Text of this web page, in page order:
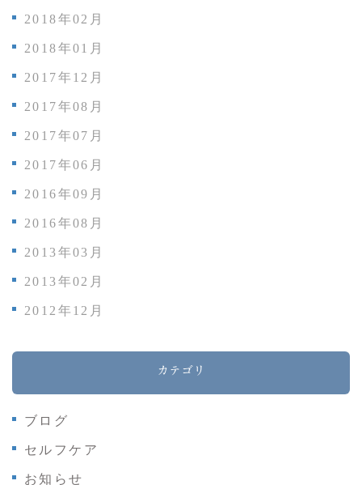
2018年02月
2018年01月
2017年12月
2017年08月
2017年07月
2017年06月
2016年09月
2016年08月
2013年03月
2013年02月
2012年12月
カテゴリ
ブログ
セルフケア
お知らせ